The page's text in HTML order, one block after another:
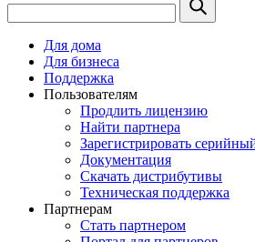
Для дома
Для бизнеса
Поддержка
Пользователям
Продлить лицензию
Найти партнера
Зарегистрировать
Документация
Скачать дистрибутивы
Техническая поддержка
Партнерам
Стать партнером